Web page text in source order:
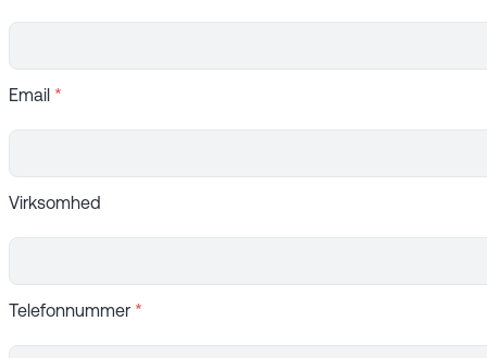
Email *
Virksomhed
Telefonnummer *